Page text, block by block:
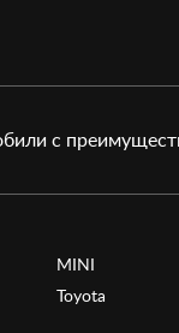
с
MINI
Toyota